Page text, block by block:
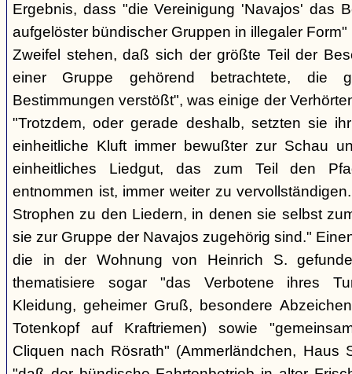
Ergebnis, dass "die Vereinigung 'Navajos' das
aufgelöster bündischer Gruppen in illegaler
Zweifel stehen, daß sich der größte Teil der
einer Gruppe gehörend betrachtete, die
Bestimmungen verstößt", was einige der
"Trotzdem, oder gerade deshalb, setzten sie
einheitliche Kluft immer bewußter zur Schau
einheitliches Liedgut, das zum Teil den
entnommen ist, immer weiter zu
Strophen zu den Liedern, in denen sie selbst
sie zur Gruppe der Navajos zugehörig sind."
die in der Wohnung von Heinrich S.
thematisiere sogar "das Verbotene ihres
Kleidung, geheimer Gruß, besondere
Totenkopf auf Kraftriemen) sowie
Cliquen nach Rösrath" (Ammerländchen, Haus